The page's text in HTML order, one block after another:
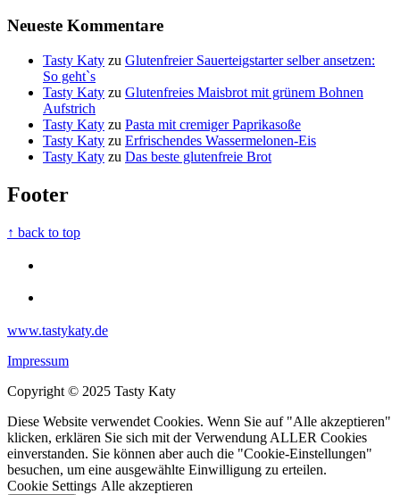
Neueste Kommentare
Tasty Katy zu Glutenfreier Sauerteigstarter selber ansetzen:
So geht`s
Tasty Katy zu Glutenfreies Maisbrot mit grünem Bohnen
Aufstrich
Tasty Katy zu Pasta mit cremiger Paprikasoße
Tasty Katy zu Erfrischendes Wassermelonen-Eis
Tasty Katy zu Das beste glutenfreie Brot
Footer
↑ back to top
www.tastykaty.de
Impressum
Copyright © 2025 Tasty Katy
Diese Website verwendet Cookies. Wenn Sie auf "Alle akzeptieren"
klicken, erklären Sie sich mit der Verwendung ALLER Cookies
einverstanden. Sie können aber auch die "Cookie-Einstellungen"
besuchen, um eine ausgewählte Einwilligung zu erteilen.
Cookie Settings Alle akzeptieren